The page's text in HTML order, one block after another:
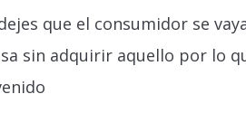
que el consumidor se
sin adquirir aquello por lo